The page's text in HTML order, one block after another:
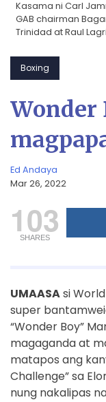
Kasama ni Carl
GAB chairman
Trinidad at Raul
Boxing
Wonder
Ed Andaya
Mar 26, 2022
103
SHARES
UMAASAsi
super
“Wonder Boy”
magaganda at
matapos ang
Challenge” sa
nung nakalipas